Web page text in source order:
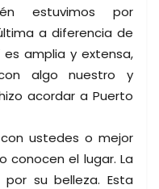
estuvimos por
a diferencia de
amplia y extensa,
algo nuestro y
acordar a Puerto
ustedes o mejor
conocen el lugar. La
su belleza. Esta